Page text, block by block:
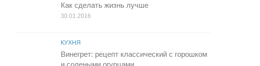
Как сделать жизнь лучше
30.01.2016
КУХНЯ
Винегрет: рецепт классический с горошком
и солеными огурцами